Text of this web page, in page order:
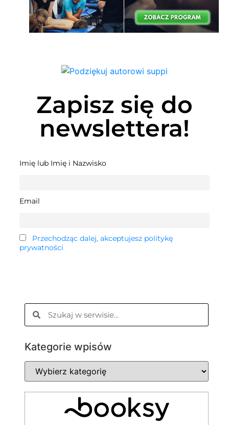
Zapisz się do
newslettera!
Imię lub Imię i Nazwisko
Email
Przechodząc dalej, akceptujesz politykę
prywatności
Kategorie wpisów